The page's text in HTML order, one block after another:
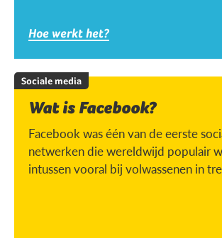
Hoe werkt het?
Sociale media
Wat is Facebook?
Facebook was één van de eerste
netwerken die wereldwijd populair
intussen vooral bij volwassenen in